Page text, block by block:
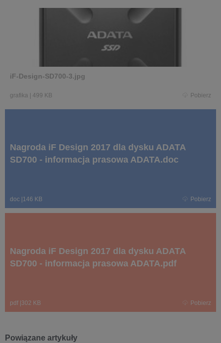
iF-Design-SD700-3.jpg
grafika 499 KB Pobierz
Nagroda iF Design 2017 dla dysku ADATA
SD700 - informacja prasowa ADATA.doc
doc 146 KB Pobierz
Nagroda iF Design 2017 dla dysku ADATA
SD700 - informacja prasowa ADATA.pdf
pdf 302 KB Pobierz
Powiązane artykuły